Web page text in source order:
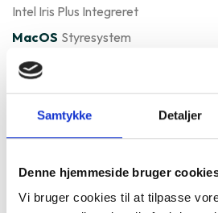
Samtykke Detaljer
Denne hjemmeside bruger
Vi bruger cookies til at tilpasse
Intel Iris Plus Integreret
MacOS Styresystem
Varenummer
Apple MacBook
A2179 er ofte købt
med